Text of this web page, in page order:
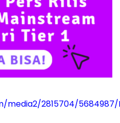
2815704/5684987/